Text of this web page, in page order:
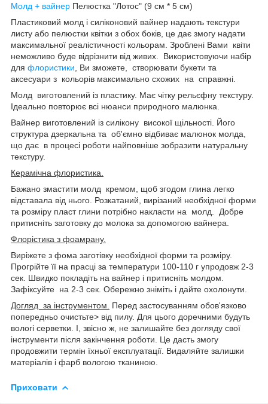
Молд + вайнер Пелюстка "Лотос" (9 см * 5 см)
Пластиковий молд і силіконовий вайнер надають текстури
листу або пелюстки квітки з обох боків, це дає змогу надати
максимальної реалістичності кольорам. Зроблені Вами квіти
неможливо буде відрізнити від живих. Використовуючи набір
для флористики , Ви зможете, створювати букети та
аксесуари з кольорів максимально схожих на справжні.
Молд виготовлений із пластику. Має чітку рельєфну текстуру.
Ідеально повторює всі нюанси природного малюнка.
Вайнер виготовлений із силікону високої щільності. Його
структура дзеркальна та об'ємно відбиває малюнок молда,
що дає в процесі роботи найповніше зобразити натуральну
текстуру.
Керамічна флористика.
Бажано змастити молд кремом, щоб згодом глина легко
відставала від нього. Розкатаний, вирізаний необхідної форми
та розміру пласт глини потрібно накласти на молд. Добре
притисніть заготовку до молока за допомогою вайнера.
Флорістика з фоамрану.
Виріжете з фома заготівку необхідної форми та розміру.
Прогрійте її на прасці за температури 100-110 г упродовж 2-3
сек. Швидко покладіть на вайнер і притисніть молдом.
Зафіксуйте на 2-3 сек. Обережно зніміть і дайте охолонути.
Догляд за інструментом.
Перед застосуванням обов'язково
попередньо очистьте> від пилу. Для цього доречними будуть
вологі серветки. І, звісно ж, не залишайте без догляду свої
інструменти після закінчення роботи. Це дасть змогу
продовжити термін їхньої експлуатації. Видаляйте залишки
матеріалів і фарб вологою тканиною.
Приховати